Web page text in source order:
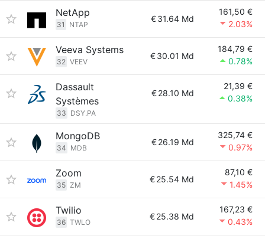
NetApp
31 NTAP
€31.64 Md
161,50 €
2.03%
Veeva Systems
32 VEEV
€30.01 Md
184,79 €
0.78%
Dassault
Systèmes
33 DSY.PA
€28.10 Md
21,39 €
0.38%
MongoDB
34 MDB
€26.19 Md
325,74 €
0.97%
Zoom
35 ZM
€25.54 Md
87,10 €
1.45%
Twilio
36 TWLO
€25.38 Md
167,23 €
0.43%